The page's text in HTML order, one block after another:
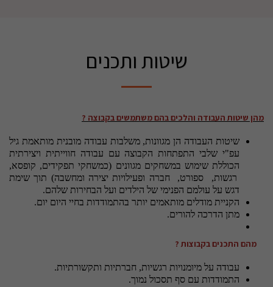
שיטות ותכנים
מהן שיטות העבודה והלכים בהם משתמשים בקבוצה ?
שיטות העבודה הן מגוונות, משלבות עבודה מובנית מותאמת גיל
עפ"י שלבי התפתחות הקבוצה עם עבודה חווייתית ויצירתית
הכוללת שימוש במשחקים מגוונים (כמשחקי תפקידים, קופסא,
רגשות, ספורט, חברה ופעילויות יצירה ומחשבה) תוך שימת
דגש על עולמם הפנימי של הילדים ועל הבחירות שלהם.
הקניית מודלים מותאמים יותר בהתמודדות בחיי היום יום.
מתן הדרכה להורים.
מהם התכנים בקבוצות ?
עבודה על מיומנויות רגשיות, חברתיות ותקשורתיות.
התמודדות עם סף תסכול נמוך.